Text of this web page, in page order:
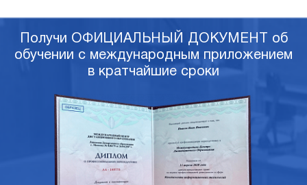
Получи ОФИЦИАЛЬНЫЙ ДОКУМЕНТ об
обучении с международным приложением
в кратчайшие сроки